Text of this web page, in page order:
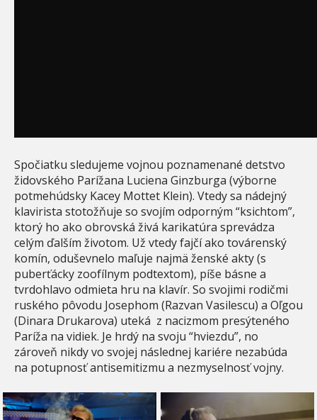
Spočiatku sledujeme vojnou poznamenané detstvo
židovského Parížana Luciena Ginzburga (výborne
potmehúdsky Kacey Mottet Klein). Vtedy sa nádejný
klavirista stotožňuje so svojím odporným “ksichtom”,
ktorý ho ako obrovská živá karikatúra sprevádza
celým ďalším životom. Už vtedy fajčí ako továrenský
komín, oduševnelo maľuje najmä ženské akty (s
puberťácky zoofílnym podtextom), píše básne a
tvrdohlavo odmieta hru na klavír. So svojimi rodičmi
ruského pôvodu Josephom (Razvan Vasilescu) a Oľgou
(Dinara Drukarova) uteká z nacizmom presýteného
Paríža na vidiek. Je hrdý na svoju “hviezdu”, no
zároveň nikdy vo svojej následnej kariére nezabúda
na potupnosť antisemitizmu a nezmyselnosť vojny.